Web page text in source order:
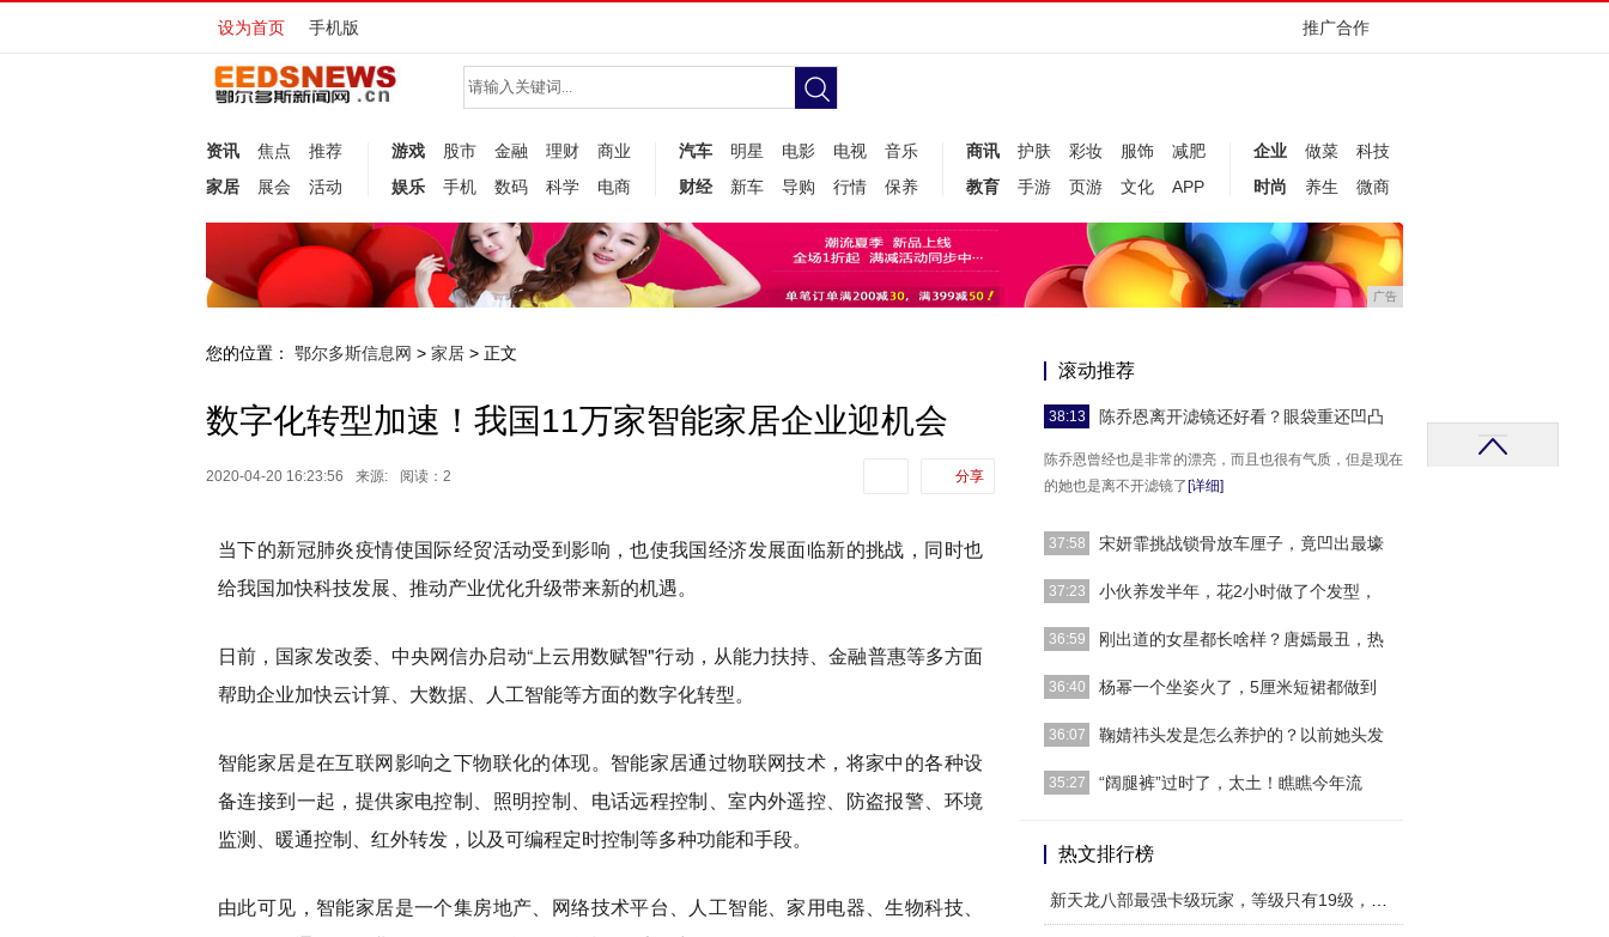
设为首页 手机版 推广合作
资讯 焦点
推荐
家居
展会 活动
游戏 股市 金融 理财
商业
娱乐
手机 数码 科学 电商
汽车 明星 电影 电视
音乐
财经
新车 导购 行情 保养
商讯 护肤 彩妆 服饰
减肥
教育
手游 页游 文化 APP
企业 做菜
科技
时尚
养生 微商
广告
您的位置： 鄂尔多斯信息网 > 家居 > 正文
数字化转型加速！我国11万家智能家居企业迎机会
2020-04-20 16:23:56 来源: 阅读：2 分享
当下的新冠肺炎疫情使国际经贸活动受到影响，也使我国经济发展面临新的挑战，同时也
给我国加快科技发展、推动产业优化升级带来新的机遇。
日前，国家发改委、中央网信办启动“上云用数赋智"行动，从能力扶持、金融普惠等多方面
帮助企业加快云计算、大数据、人工智能等方面的数字化转型。
智能家居是在互联网影响之下物联化的体现。智能家居通过物联网技术，将家中的各种设
备连接到一起，提供家电控制、照明控制、电话远程控制、室内外遥控、防盗报警、环境
监测、暖通控制、红外转发，以及可编程定时控制等多种功能和手段。
由此可见，智能家居是一个集房地产、网络技术平台、人工智能、家用电器、生物科技、
滚动推荐
38:13 陈乔恩离开滤镜还好看？眼袋重还凹凸
陈乔恩曾经也是非常的漂亮，而且也很有气质，但是现在
的她也是离不开滤镜了 [详细]
37:58 宋妍霏挑战锁骨放车厘子，竟凹出最壕
宋妍霏是一个非常有路人缘的女明星，虽然在娱乐圈里她
37:23 小伙养发半年，花2小时做了个发型，
说起Tony老师，很多小伙伴肯定是又爱又恨的，就像前
36:59 刚出道的女星都长啥样？唐嫣最丑，热
首要便是迪丽热巴。咱们都知道迪丽热巴是出生于新疆的
36:40 杨幂一个坐姿火了，5厘米短裙都做到
在娱乐圈中数得着的情商高有能力的女艺人，好老板就要
36:07 鞠婧祎头发是怎么养护的？以前她头发
鞠婧祎在微博上发布自拍，真是好会拍一女生，每一张都
35:27 “阔腿裤”过时了，太土！瞧瞧今年流
啦，太土太普通！最
热文排行榜